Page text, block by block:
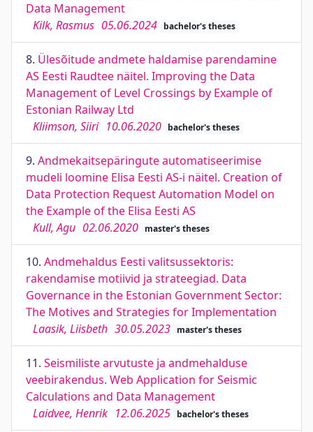
Data Management
Kilk, Rasmus 05.06.2024 bachelor's theses
8. Ülesõitude andmete haldamise parendamine
AS Eesti Raudtee näitel. Improving the Data
Management of Level Crossings by Example of
Estonian Railway Ltd
Kliimson, Siiri 10.06.2020 bachelor's theses
9. Andmekaitsepäringute automatiseerimise
mudeli loomine Elisa Eesti AS-i näitel. Creation of
Data Protection Request Automation Model on
the Example of the Elisa Eesti AS
Kull, Agu 02.06.2020 master's theses
10. Andmehaldus Eesti valitsussektoris:
rakendamise motiivid ja strateegiad. Data
Governance in the Estonian Government Sector:
The Motives and Strategies for Implementation
Laasik, Liisbeth 30.05.2023 master's theses
11. Seismiliste arvutuste ja andmehalduse
veebirakendus. Web Application for Seismic
Calculations and Data Management
Laidvee, Henrik 12.06.2025 bachelor's theses